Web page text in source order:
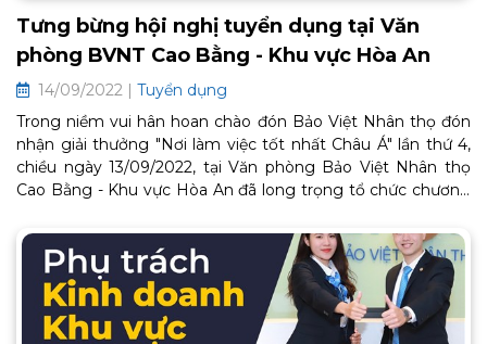
Tưng bừng hội nghị tuyển dụng tại Văn
phòng BVNT Cao Bằng - Khu vực Hòa An
14/09/2022 |
Tuyển dụng
Trong niềm vui hân hoan chào đón Bảo Việt Nhân thọ đón
nhận giải thưởng "Nơi làm việc tốt nhất Châu Á" lần thứ 4,
chiều ngày 13/09/2022, tại Văn phòng Bảo Việt Nhân thọ
Cao Bằng - Khu vực Hòa An đã long trọng tổ chức chương
Bảo Việt Nhân thọ tới 7 ứng viên tiềm năng tham dự cùng
sự góp mặt của Ông Nông Minh Hải Linh - Phó Giám đốc
điều hành công ty, Ông Bế Ích Huân - Giám đốc Văn phòng
Khu vực Hòa An.